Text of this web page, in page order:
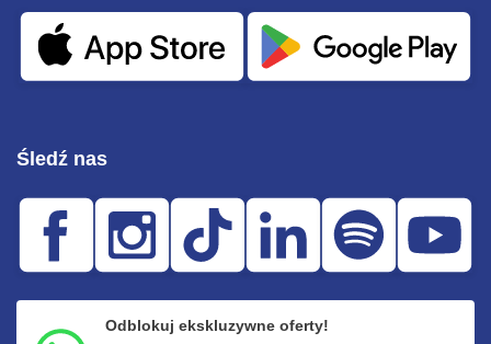
Śledź nas
Odblokuj ekskluzywne oferty!